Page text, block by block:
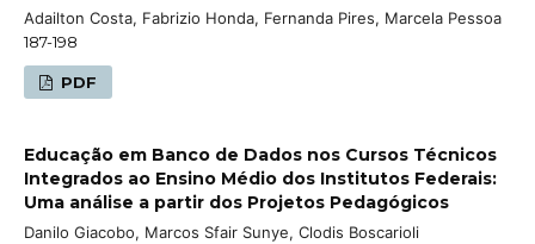
Adailton Costa, Fabrizio Honda, Fernanda Pires, Marcela Pessoa
187-198
PDF
Educação em Banco de Dados nos Cursos Técnicos
Integrados ao Ensino Médio dos Institutos Federais:
Uma análise a partir dos Projetos Pedagógicos
Danilo Giacobo, Marcos Sfair Sunye, Clodis Boscarioli